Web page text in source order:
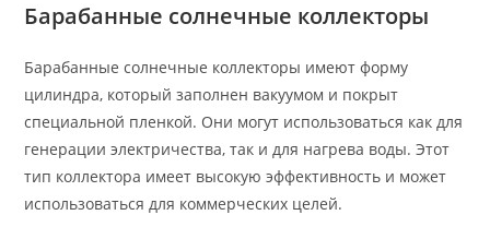
Барабанные солнечные коллекторы
Барабанные солнечные коллекторы имеют форму
цилиндра, который заполнен вакуумом и покрыт
специальной пленкой. Они могут использоваться как для
генерации электричества, так и для нагрева воды. Этот
тип коллектора имеет высокую эффективность и может
использоваться для коммерческих целей.